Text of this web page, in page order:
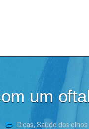
um
Dicas, Saúde dos olhos